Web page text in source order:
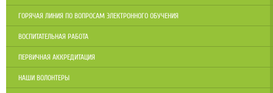
ГОРЯЧАЯ ЛИНИЯ ПО ВОПРОСАМ ЭЛЕКТРОННОГО ОБУЧЕНИЯ
ВОСПИТАТЕЛЬНАЯ РАБОТА
ПЕРВИЧНАЯ АККРЕДИТАЦИЯ
НАШИ ВОЛОНТЕРЫ